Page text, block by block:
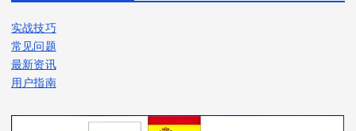
实战技巧
常见问题
最新资讯
用户指南